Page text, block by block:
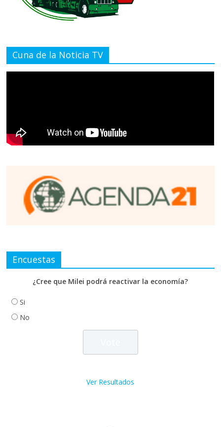
Cuna de la Noticia TV
Encuestas
¿Cree que Milei podrá reactivar la economía?
Si
No
Ver Resultados